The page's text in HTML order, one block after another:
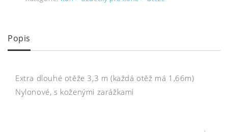
Popis
Extra dlouhé otěže 3,3 m (každá otěž má 1,66m)
Nylonové, s koženými zarážkami